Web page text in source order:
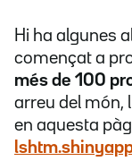
Hi ha algunes
començat a
més de 100
arreu del món,
en aquesta